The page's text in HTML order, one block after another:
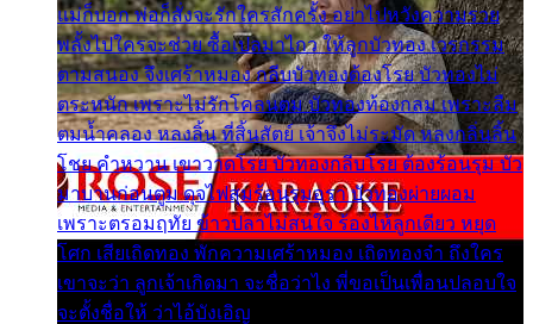
แม่ก็บอก พ่อก็สั่งจะรักใครสักครั้ง อย่าไปหวังความรวย
พลั้งไปใครจะช่วย ซื้อเปลมาไกว ให้ลูกบัวทอง เวรกรรม
ตามสนอง จึงเศร้าหมอง กลีบบัวทองต้องโรย บัวทองไม่
ตระหนัก เพราะไม่รักโคลนตม บัวทองท้องกลม เพราะลืม
ตมน้ำคลอง หลงลิ้น ที่สิ้นสัตย์ เจ้าจึงไม่ระมัด หลงกลิ่นลิ้น
โชย คำหวาน เขาวาดโรย บัวทองกลีบโรย ต้องร้อนรุม บัว
มาบานก่อนตูม ดุจไฟสุมร้อนรุมอุรา บัวทองผ่ายผอม
เพราะตรอมฤทัย ข้าวปลาไม่สนใจ ร้องไห้ลูกเดียว หยุด
โศก เสียเถิดทอง พักความเศร้าหมอง เถิดทองจ๋า ถึงใคร
เขาจะว่า ลูกเจ้าเกิดมา จะชื่อว่าไง พี่ขอเป็นเพื่อนปลอบใจ
จะตั้งชื่อให้ ว่าไอ้บังเอิญ